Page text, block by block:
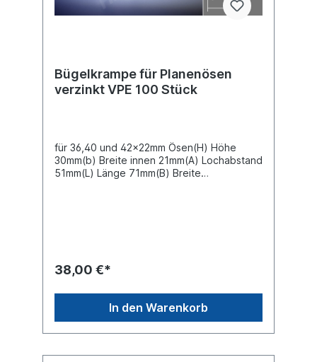
Bügelkrampe für Planenösen
verzinkt VPE 100 Stück
für 36,40 und 42x22mm Ösen(H) Höhe
30mm(b) Breite innen 21mm(A) Lochabstand
51mm(L) Länge 71mm(B) Breite
38,00 €*
In den Warenkorb